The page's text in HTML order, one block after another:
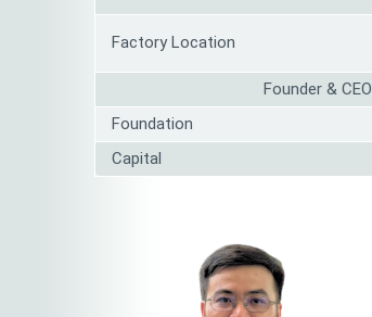
Factory Location
Founder & CEO
Foundation
Capital